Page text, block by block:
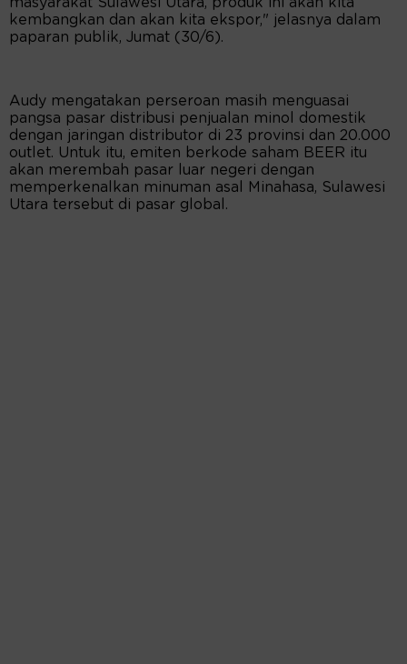
kembangkan dan akan kita ekspor," jelasnya dalam
paparan publik, Jumat (30/6).
Audy mengatakan perseroan masih menguasai
pangsa pasar distribusi penjualan minol domestik
dengan jaringan distributor di 23 provinsi dan 20.000
outlet. Untuk itu, emiten berkode saham BEER itu
akan merembah pasar luar negeri dengan
memperkenalkan minuman asal Minahasa, Sulawesi
Utara tersebut di pasar global.